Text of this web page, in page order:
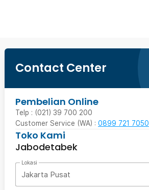
Contact Center
Pembelian Online
Telp : (021) 39 700 200
Customer Service (WA) : 0899 721 7050
Toko Kami
Jabodetabek
Lokasi
Jakarta Pusat